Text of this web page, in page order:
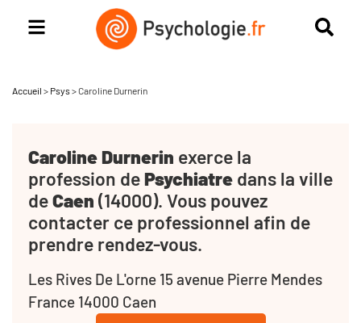
Accueil > Psys >Caroline Durnerin
Caroline Durnerin exerce la
profession dePsychiatre dans la ville
deCaen (14000). Vous pouvez
contacter ce professionnel afin de
prendre rendez-vous.
Les Rives De L'orne 15 avenue Pierre Mendes
France 14000 Caen